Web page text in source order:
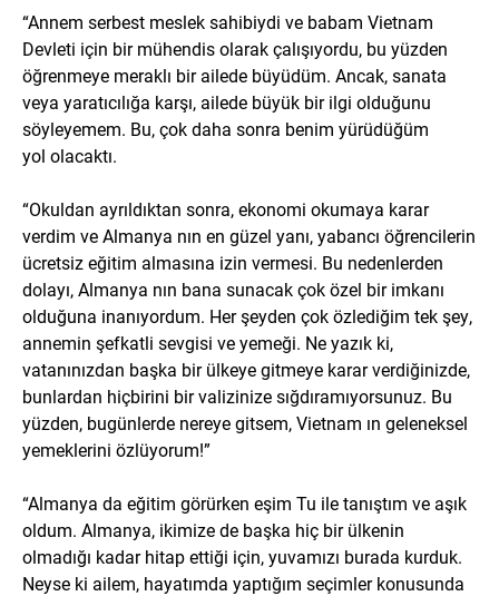
“Annem serbest meslek sahibiydi ve babam Vietnam
Devleti için bir mühendis olarak çalışıyordu, bu yüzden
öğrenmeye meraklı bir ailede büyüdüm. Ancak, sanata
veya yaratıcılığa karşı, ailede büyük bir ilgi olduğunu
söyleyemem. Bu, çok daha sonra benim yürüdüğüm
yol olacaktı.
“Okuldan ayrıldıktan sonra, ekonomi okumaya karar
verdim ve Almanya nın en güzel yanı, yabancı öğrencilerin
ücretsiz eğitim almasına izin vermesi. Bu nedenlerden
dolayı, Almanya nın bana sunacak çok özel bir imkanı
olduğuna inanıyordum. Her şeyden çok özlediğim tek şey,
annemin şefkatli sevgisi ve yemeği. Ne yazık ki,
vatanınızdan başka bir ülkeye gitmeye karar verdiğinizde,
bunlardan hiçbirini bir valizinize sığdıramıyorsunuz. Bu
yüzden, bugünlerde nereye gitsem, Vietnam ın geleneksel
yemeklerini özlüyorum!”
“Almanya da eğitim görürken eşim Tu ile tanıştım ve aşık
oldum. Almanya, ikimize de başka hiç bir ülkenin
olmadığı kadar hitap ettiği için, yuvamızı burada kurduk.
Neyse ki ailem, hayatımda yaptığım seçimler konusunda